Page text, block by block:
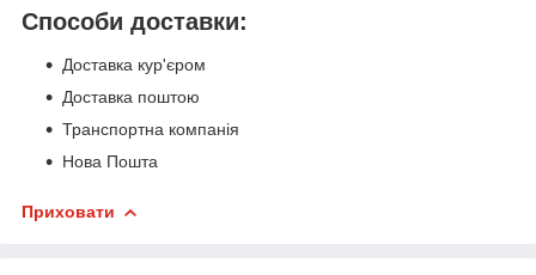
Способи доставки:
Доставка кур'єром
Доставка поштою
Транспортна компанія
Нова Пошта
Приховати